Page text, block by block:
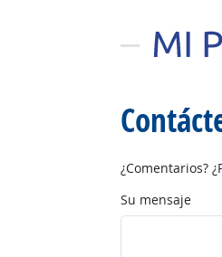
¿Comentarios?
Su mensaje